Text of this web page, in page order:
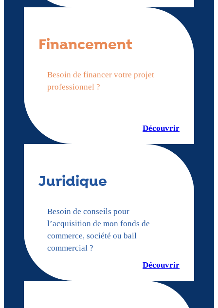
Financement
Besoin de financer votre projet
professionnel ?
Découvrir
Juridique
Besoin de conseils pour
l’acquisition de mon fonds de
commerce, société ou bail
commercial ?
Découvrir